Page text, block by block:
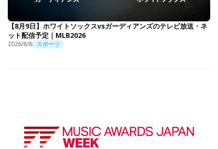
【8月9日】ホワイトソックスvsガーディアンズのテレビ放送・ネ
ット配信予定｜MLB2026
2026/8/8 スポーツ